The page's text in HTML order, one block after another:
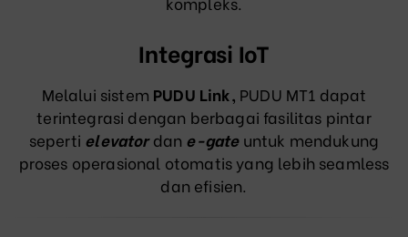
Integrasi IoT
Melalui sistem PUDU Link, PUDU MT1 dapat
terintegrasi dengan berbagai fasilitas pintar
seperti elevator dan e-gateuntuk mendukung
proses operasional otomatis yang lebih seamless
dan efisien.